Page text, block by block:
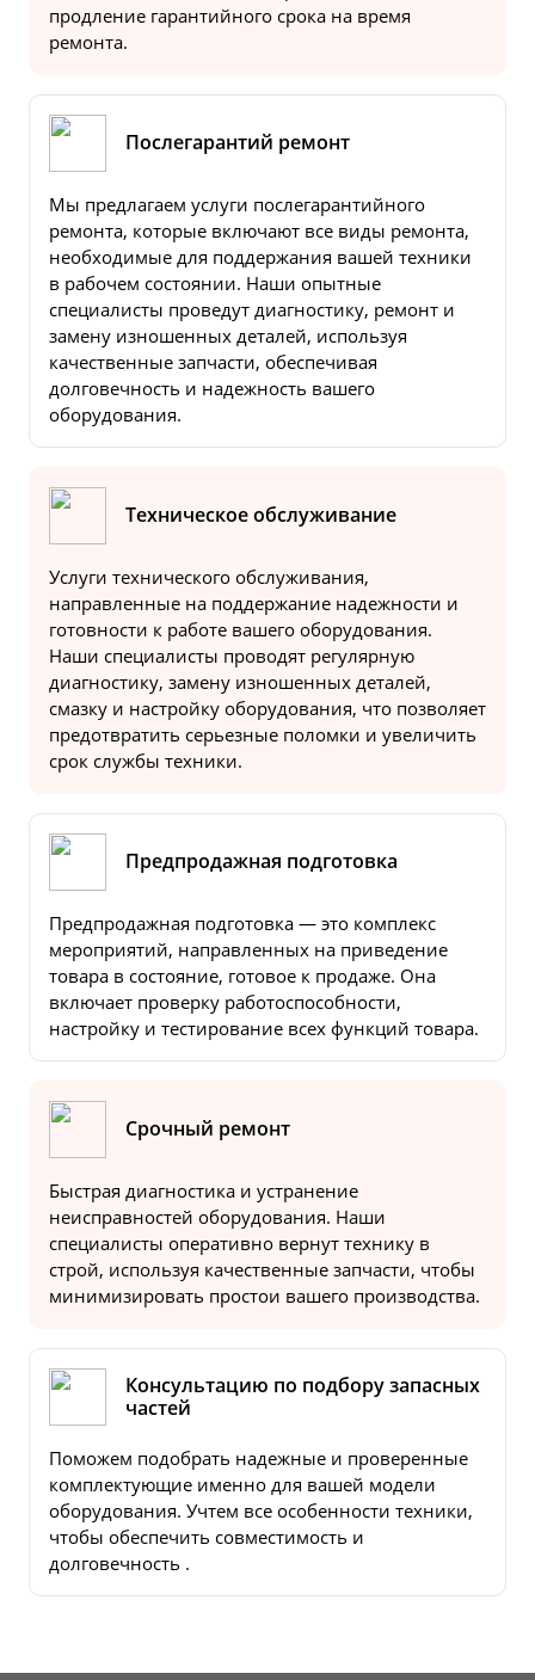
продление гарантийного срока на время
ремонта.
Послегарантий ремонт
Мы предлагаем услуги послегарантийного
ремонта, которые включают все виды ремонта,
необходимые для поддержания вашей техники
в рабочем состоянии. Наши опытные
специалисты проведут диагностику, ремонт и
замену изношенных деталей, используя
качественные запчасти, обеспечивая
долговечность и надежность вашего
оборудования.
Техническое обслуживание
Услуги технического обслуживания,
направленные на поддержание надежности и
готовности к работе вашего оборудования.
Наши специалисты проводят регулярную
диагностику, замену изношенных деталей,
смазку и настройку оборудования, что позволяет
предотвратить серьезные поломки и увеличить
срок службы техники.
Предпродажная подготовка
Предпродажная подготовка — это комплекс
мероприятий, направленных на приведение
товара в состояние, готовое к продаже. Она
включает проверку работоспособности,
настройку и тестирование всех функций товара.
Срочный ремонт
Быстрая диагностика и устранение
неисправностей оборудования. Наши
специалисты оперативно вернут технику в
строй, используя качественные запчасти, чтобы
минимизировать простои вашего производства.
Консультацию по подбору запасных
частей
Поможем подобрать надежные и проверенные
комплектующие именно для вашей модели
оборудования. Учтем все особенности техники,
чтобы обеспечить совместимость и
долговечность .